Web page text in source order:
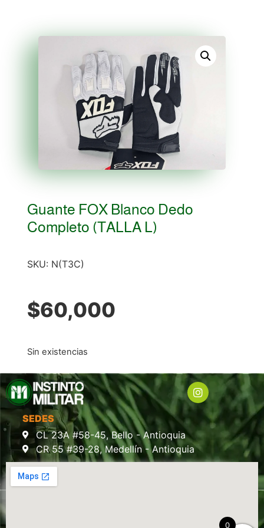
Guante FOX Blanco Dedo
Completo (TALLA L)
SKU: N(T3C)
$60,000
Sin existencias
SEDES
CL 23A #58-45, Bello - Antioquia
CR 55 #39-28, Medellín - Antioquia
0